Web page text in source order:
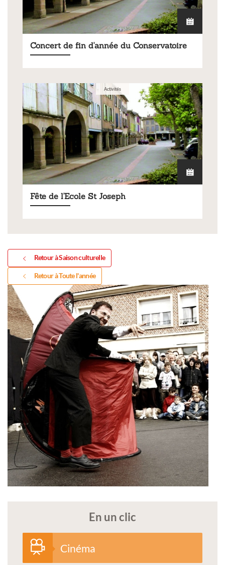
Concert de fin d'année du Conservatoire
Activités
Fête de l'Ecole St Joseph
Retour à Saison culturelle
Retour à Toute l'année
En un clic
Cinéma